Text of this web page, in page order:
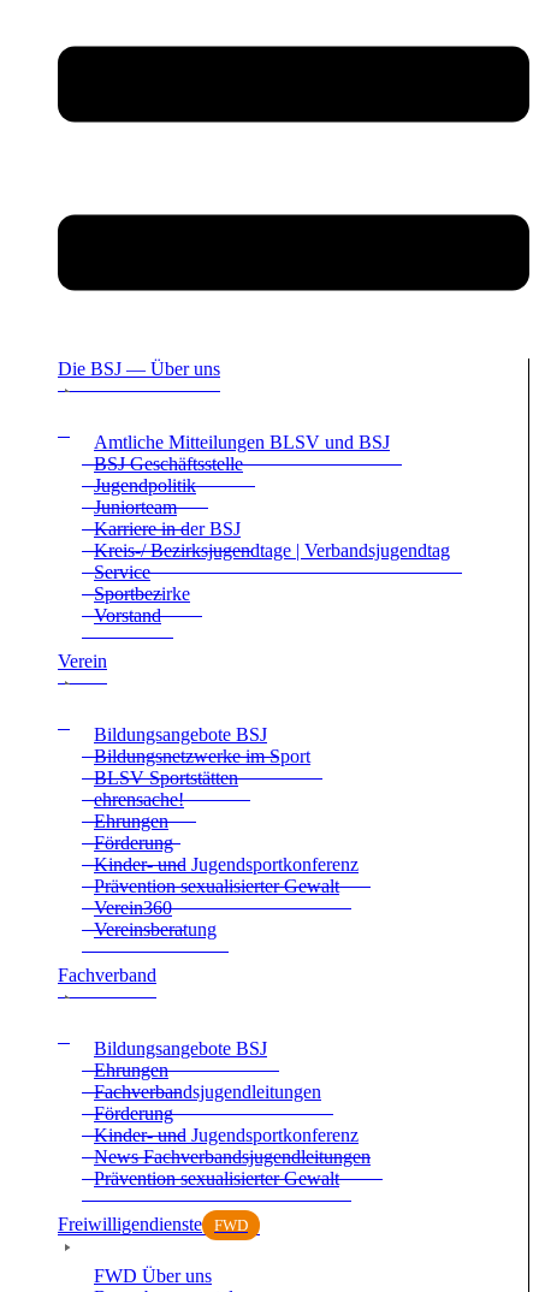
Die BSJ — Über uns
Amt­li­che Mit­tei­lun­gen BLSV und BSJ
BSJ Geschäfts­stelle
Jugend­po­li­tik
Juni­or­team
Kar­riere in der BSJ
Kreis-/ Bezirks­ju­gend­tage | Ver­bands­ju­gend­tag
Ser­vice
Sport­be­zirke
Vor­stand
Ver­ein
Bil­dungs­an­ge­bote BSJ
Bil­dungs­netz­werke im Sport
BLSV Sport­stät­ten
ehren­sa­che!
Ehrun­gen
För­de­rung
Kin­der- und Jugend­sport­kon­fe­renz
Prä­ven­tion sexua­li­sier­ter Gewalt
Verein360
Ver­eins­be­ra­tung
Fach­ver­band
Bil­dungs­an­ge­bote BSJ
Ehrun­gen
Fach­ver­bands­ju­gend­lei­tun­gen
För­de­rung
Kin­der- und Jugend­sport­kon­fe­renz
News Fach­ver­bands­ju­gend­lei­tun­gen
Prä­ven­tion sexua­li­sier­ter Gewalt
Frei­wil­li­gen­dienste FWD
FWD Über uns